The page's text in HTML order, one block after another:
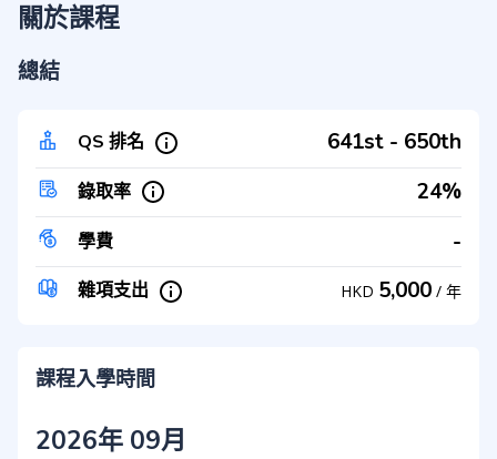
關於課程
總結
QS 排名 641st - 650th
錄取率 24%
學費 -
雜項支出 HKD 5,000 / 年
課程入學時間
2026年 09月